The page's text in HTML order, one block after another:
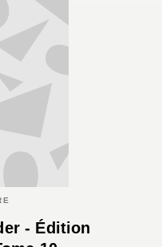
- Édition